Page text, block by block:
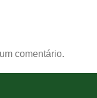
comentário.